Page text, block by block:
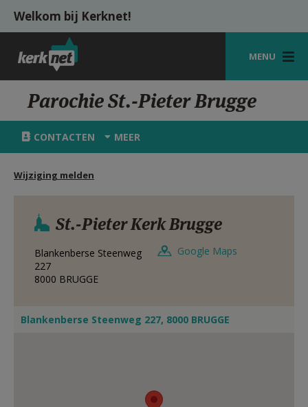
Overslaan en naar de inhoud gaan
Welkom bij Kerknet!
MENU
STARTPAGINA
KERK
VIERINGEN
SHOP
MIJN PAROCHIE
Parochie St.-Pieter Brugge
CONTACTEN MEER
Wijziging melden
St.-Pieter Kerk Brugge
Blankenberse Steenweg
227
8000 BRUGGE
Google Maps
Blankenberse Steenweg 227, 8000 BRUGGE